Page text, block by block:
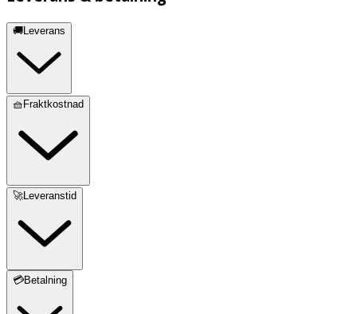
🚚Leverans
🧺Fraktkostnad
🚀Leveranstid
💳Betalning